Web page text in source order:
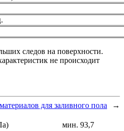
следов на поверхности.
не происходит
для заливного пола
→
мин. 93,7